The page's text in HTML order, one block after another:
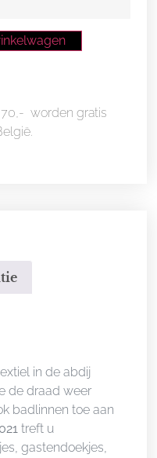
worden gratis
in de abdij
de draad weer
badlinnen toe aan
treft u
gastendoekjes,